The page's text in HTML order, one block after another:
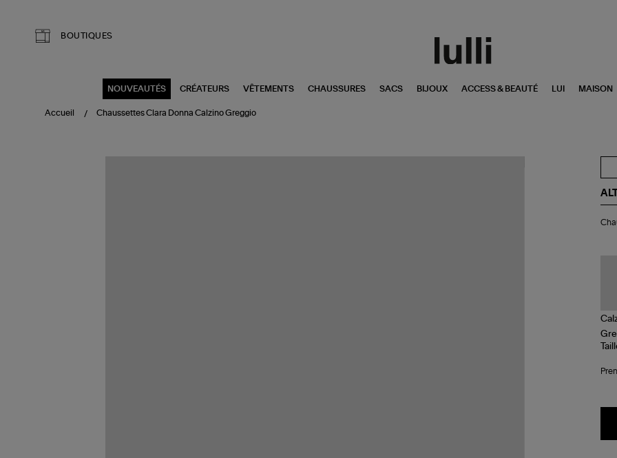
BOUTIQUES
NOUVEAUTÉS CRÉATEURS VÊTEMENTS CHAUSSURES SACS BIJOUX ACCESS & BEAUTÉ LUI MAISON
Accueil Chaussettes Clara Donna Calzino Greggio